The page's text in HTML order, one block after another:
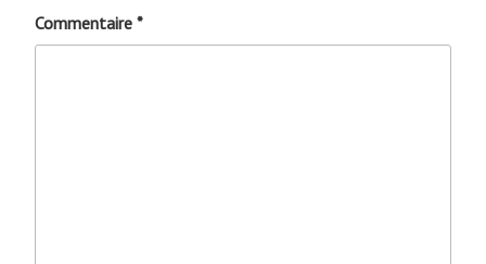
Commentaire *